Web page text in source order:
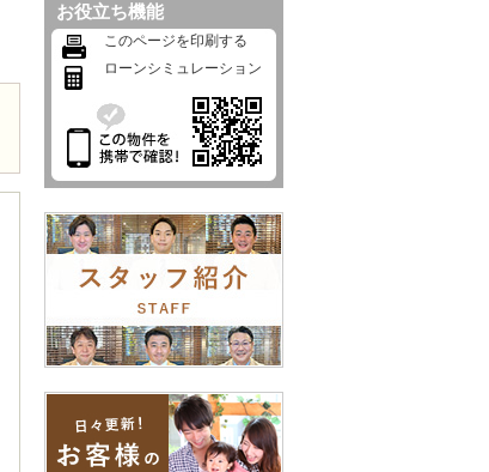
お役立ち機能
このページを印刷する
ローンシミュレーション